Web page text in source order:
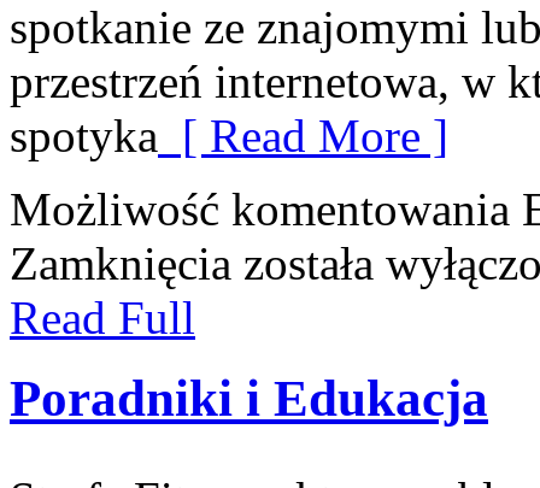
spotkanie ze znajomymi
przestrzeń internetowa, w
spotyka [ Read More ]
Możliwość komentowania
Zamknięcia została
Read Full
Poradniki i Edukacja